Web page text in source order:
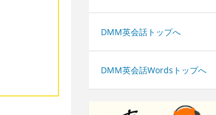
DMM英会話トップへ
DMM英会話Wordsトップへ